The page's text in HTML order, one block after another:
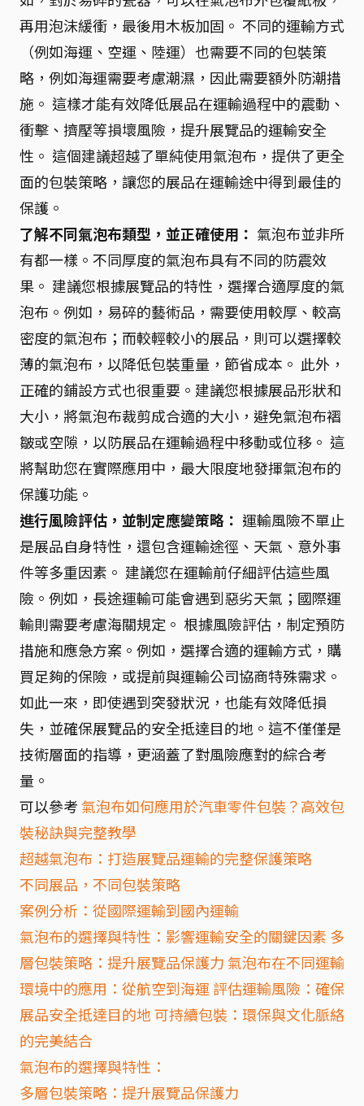
再用泡沫緩衝，最後用木板加固。 不同的運輸方式
（例如海運、空運、陸運）也需要不同的包裝策
略，例如海運需要考慮潮濕，因此需要額外防潮措
施。 這樣才能有效降低展品在運輸過程中的震動、
衝擊、擠壓等損壞風險，提升展覽品的運輸安全
性。 這個建議超越了單純使用氣泡布，提供了更全
面的包裝策略，讓您的展品在運輸途中得到最佳的
保護。
了解不同氣泡布類型，並正確使用： 氣泡布並非所
有都一樣。不同厚度的氣泡布具有不同的防震效
果。 建議您根據展覽品的特性，選擇合適厚度的氣
泡布。例如，易碎的藝術品，需要使用較厚、較高
密度的氣泡布；而較輕較小的展品，則可以選擇較
薄的氣泡布，以降低包裝重量，節省成本。 此外，
正確的鋪設方式也很重要。建議您根據展品形狀和
大小，將氣泡布裁剪成合適的大小，避免氣泡布褶
皺或空隙，以防展品在運輸過程中移動或位移。 這
將幫助您在實際應用中，最大限度地發揮氣泡布的
保護功能。
進行風險評估，並制定應變策略： 運輸風險不單止
是展品自身特性，還包含運輸途徑、天氣、意外事
件等多重因素。 建議您在運輸前仔細評估這些風
險。例如，長途運輸可能會遇到惡劣天氣；國際運
輸則需要考慮海關規定。 根據風險評估，制定預防
措施和應急方案。例如，選擇合適的運輸方式，購
買足夠的保險，或提前與運輸公司協商特殊需求。
如此一來，即使遇到突發狀況，也能有效降低損
失，並確保展覽品的安全抵達目的地。這不僅僅是
技術層面的指導，更涵蓋了對風險應對的綜合考
量。
可以參考 氣泡布如何應用於汽車零件包裝？高效包
裝秘訣與完整教學
超越氣泡布：打造展覽品運輸的完整保護策略
不同展品，不同包裝策略
案例分析：從國際運輸到國內運輸
氣泡布的選擇與特性：影響運輸安全的關鍵因素 多
層包裝策略：提升展覽品保護力 氣泡布在不同運輸
環境中的應用：從航空到海運 評估運輸風險：確保
展品安全抵達目的地 可持續包裝：環保與文化脈絡
的完美結合
氣泡布的選擇與特性：
多層包裝策略：提升展覽品保護力